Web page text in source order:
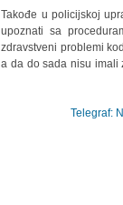
Takođe u policijskoj
upoznati sa
zdravstveni problemi
a da do sada nisu imali
Telegraf: